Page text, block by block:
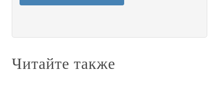
Читайте также